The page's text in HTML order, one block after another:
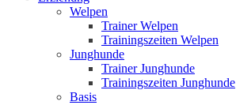
Welpen
Trainer Welpen
Trainingszeiten Welpen
Junghunde
Trainer Junghunde
Trainingszeiten Junghunde
Basis